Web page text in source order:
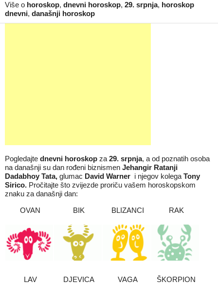
Više o horoskop, dnevni horoskop, 29. srpnja, horoskop
dnevni, današnji horoskop
Pogledajte dnevni horoskop za 29. srpnja, a od poznatih osoba
na današnji su dan rođeni biznismen Jehangir Ratanji
Dadabhoy Tata, glumac David Warner i njegov kolega Tony
Sirico. Pročitajte što zvijezde proriču vašem horoskopskom
znaku za današnji dan:
OVAN
BIK BLIZANCI RAK
LAV DJEVICA VAGA ŠKORPION